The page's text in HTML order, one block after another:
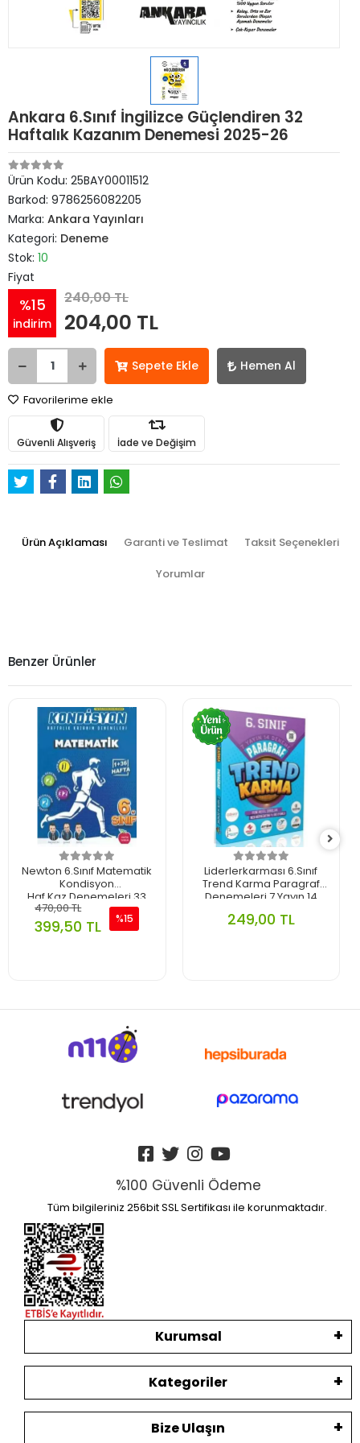
Ankara 6.Sınıf İngilizce Güçlendiren 32
Haftalık Kazanım Denemesi 2025-26
Ürün Kodu: 25BAY00011512
Barkod: 9786256082205
Marka: Ankara Yayınları
Kategori: Deneme
Stok: 10
Fiyat
%15
indirim
240,00 TL
204,00 TL
Sepete Ekle Hemen Al
Favorilerime ekle
Güvenli Alışveriş İade ve Değişim
Ürün Açıklaması Garanti ve Teslimat Taksit Seçenekleri
Yorumlar
Benzer Ürünler
Newton 6.Sınıf Matematik
Kondisyon
Haf.Kaz.Denemeleri 33
Hafta 2025-26
470,00 TL
399,50 TL %15
Liderlerkarması 6.Sınıf
Trend Karma Paragraf
Denemeleri 7 Yayın 14
249,00 TL
%100 Güvenli Ödeme
Tüm bilgileriniz 256bit SSL Sertifikası ile korunmaktadır.
Kurumsal
Kategoriler
Bize Ulaşın